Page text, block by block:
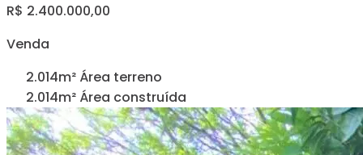
R$ 2.400.000,00
Venda
2.014m² Área terreno
2.014m² Área construída